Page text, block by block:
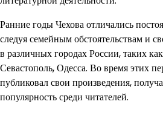
Ранние годы Чехова отличались
следуя семейным обстоятельствам и
в различных городах России, таких
Севастополь, Одесса. Во время этих
публиковал свои произведения,
популярность среди читателей.